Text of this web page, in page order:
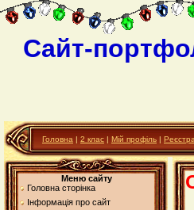
Сайт-
Головна | 2 клас | Мій профіль |
Меню сайту
Головна сторінка
Інформація про сайт